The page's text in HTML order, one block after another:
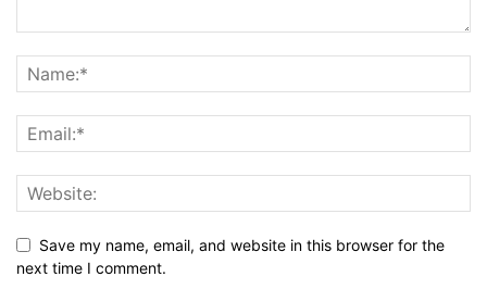
Save my name, email, and website in this browser for the
next time I comment.